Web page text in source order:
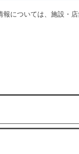
については、施設・